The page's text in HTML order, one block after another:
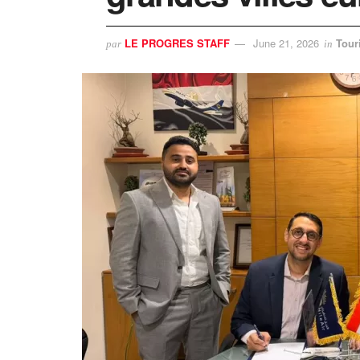
par LE PROGRES STAFF June 21, 2026 in